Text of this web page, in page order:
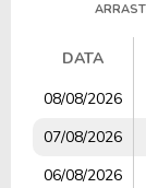
DATA
08/08/2026
07/08/2026
06/08/2026